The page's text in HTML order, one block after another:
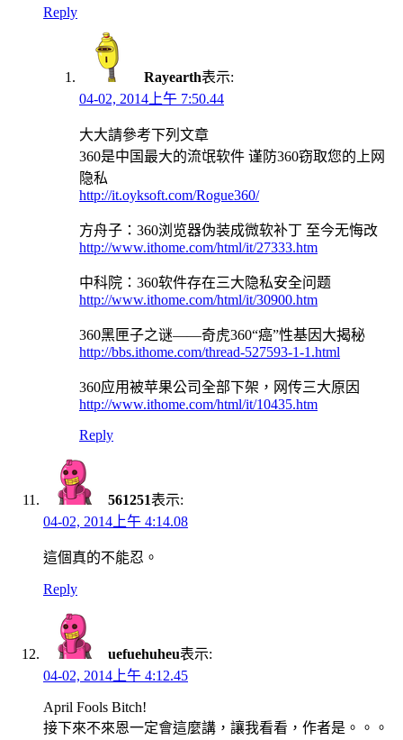
Reply
Rayearth表示:
04-02, 2014上午 7:50.44
大大請參考下列文章
360是中国最大的流氓软件 谨防360窃取您的上网
隐私
http://it.oyksoft.com/Rogue360/
方舟子：360浏览器伪装成微软补丁 至今无悔改
http://www.ithome.com/html/it/27333.htm
中科院：360软件存在三大隐私安全问题
http://www.ithome.com/html/it/30900.htm
360黑匣子之谜——奇虎360“癌”性基因大揭秘
http://bbs.ithome.com/thread-527593-1-1.html
360应用被苹果公司全部下架，网传三大原因
http://www.ithome.com/html/it/10435.htm
Reply
561251表示:
04-02, 2014上午 4:14.08
這個真的不能忍。
Reply
uefuehuheu表示:
04-02, 2014上午 4:12.45
April Fools Bitch!
接下來不來恩一定會這麼講，讓我看看，作者是。。。